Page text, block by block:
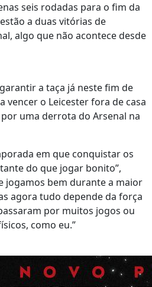
seis rodadas para o fim da
a duas vitórias de
algo que não acontece desde
a taça já neste fim de
vencer o Leicester fora de casa
uma derrota do Arsenal na
em que conquistar os
do que jogar bonito”,
jogamos bem durante a maior
agora tudo depende da força
por muitos jogos ou
como eu.”